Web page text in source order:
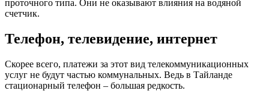
проточного типа. Они не оказывают влияния на водяной
счетчик.
Телефон, телевидение, интернет
Скорее всего, платежи за этот вид телекоммуникационных
услуг не будут частью коммунальных. Ведь в Тайланде
стационарный телефон – большая редкость.